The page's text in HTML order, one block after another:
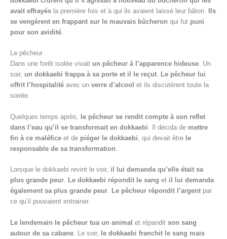
avait effrayés la première fois et à qui ils avaient laissé leur bâton.
Ils
se vengèrent en frappant sur le mauvais bûcheron qui fut puni
pour son avidité
Le pêcheur
Dans une forêt isolée vivait un pêcheur à l’apparence hideuse. Un
soir, un dokkaebi frappa à sa porte et il le reçut. Le pêcheur lui
offrit l’hospitalité avec un verre d’alcool et ils discutèrent toute la
soirée.
Quelques temps après,
le pêcheur se rendit compte à son reflet
dans l’eau qu’il se transformait en dokkaebi . Il décida de mettre
fin à ce maléfice et de piéger le dokkaebi , qui devait être le
responsable de sa transformation
Lorsque le dokkaebi revint le voir, il lui demanda qu’elle était sa
plus grande peur. Le dokkaebi répondit le sang et il lui demanda
également sa plus grande peur. Le pêcheur répondit l’argent par
ce qu’il pouvaient entrainer.
Le lendemain le pêcheur tua un animal et répandit son sang
autour de sa cabane . Le soir, le dokkaebi franchit le sang mais